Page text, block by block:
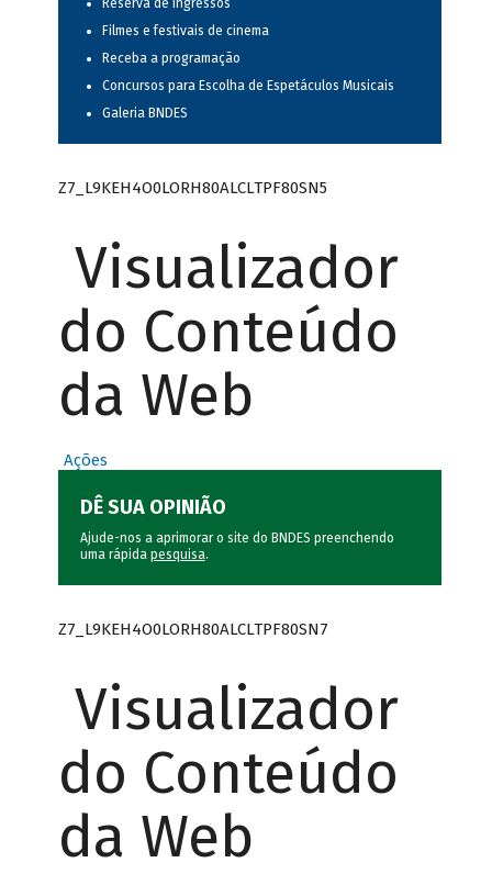
Reserva de ingressos
Filmes e festivais de cinema
Receba a programação
Concursos para Escolha de Espetáculos Musicais
Galeria BNDES
Z7_L9KEH4O0LORH80ALCLTPF80SN5
Visualizador
do Conteúdo
da Web
Ações
DÊ SUA OPINIÃO
Ajude-nos a aprimorar o site do BNDES preenchendo
uma rápida pesquisa.
Z7_L9KEH4O0LORH80ALCLTPF80SN7
Visualizador
do Conteúdo
da Web